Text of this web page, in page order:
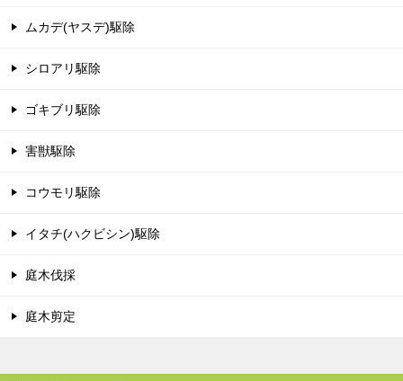
ムカデ(ヤスデ)駆除
シロアリ駆除
ゴキブリ駆除
害獣駆除
コウモリ駆除
イタチ(ハクビシン)駆除
庭木伐採
庭木剪定